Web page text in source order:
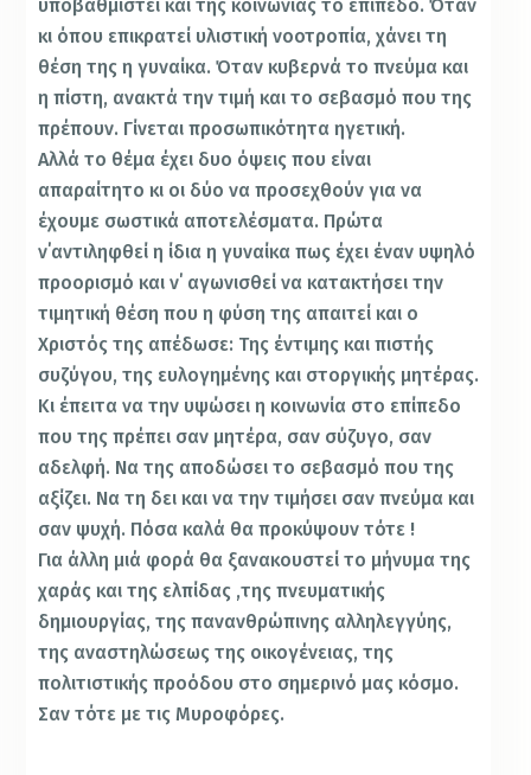
υποβαθμιστεί και της κοινωνίας το επίπεδο. Όταν
κι όπου επικρατεί υλιστική νοοτροπία, χάνει τη
θέση της η γυναίκα. Όταν κυβερνά το πνεύμα και
η πίστη, ανακτά την τιμή και το σεβασμό που της
πρέπουν. Γίνεται προσωπικότητα ηγετική.
Αλλά το θέμα έχει δυο όψεις που είναι
απαραίτητο κι οι δύο να προσεχθούν για να
έχουμε σωστικά αποτελέσματα. Πρώτα
ν΄αντιληφθεί η ίδια η γυναίκα πως έχει έναν υψηλό
προορισμό και ν΄ αγωνισθεί να κατακτήσει την
τιμητική θέση που η φύση της απαιτεί και ο
Χριστός της απέδωσε: Της έντιμης και πιστής
συζύγου, της ευλογημένης και στοργικής μητέρας.
Κι έπειτα να την υψώσει η κοινωνία στο επίπεδο
που της πρέπει σαν μητέρα, σαν σύζυγο, σαν
αδελφή. Να της αποδώσει το σεβασμό που της
αξίζει. Να τη δει και να την τιμήσει σαν πνεύμα και
σαν ψυχή. Πόσα καλά θα προκύψουν τότε !
Για άλλη μιά φορά θα ξανακουστεί το μήνυμα της
χαράς και της ελπίδας ,της πνευματικής
δημιουργίας, της πανανθρώπινης αλληλεγγύης,
της αναστηλώσεως της οικογένειας, της
πολιτιστικής προόδου στο σημερινό μας κόσμο.
Σαν τότε με τις Μυροφόρες.